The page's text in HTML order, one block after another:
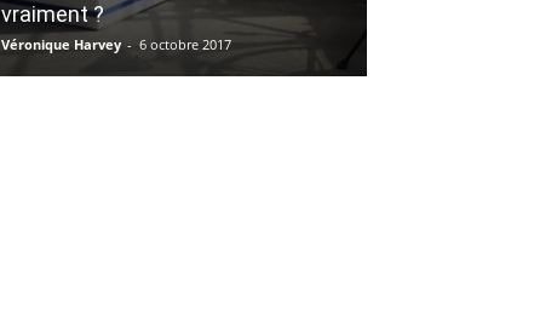
vraiment ?
Véronique Harvey - 6 octobre 2017